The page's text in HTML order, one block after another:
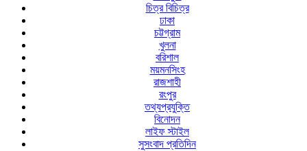
চিত্র বিচিত্র
ঢাকা
চট্টগ্রাম
খুলনা
বরিশাল
ময়মনসিংহ
রাজশাহী
রংপুর
তথ্যপ্রযুক্তি
বিনোদন
লাইফ স্টাইল
সুসংবাদ প্রতিদিন